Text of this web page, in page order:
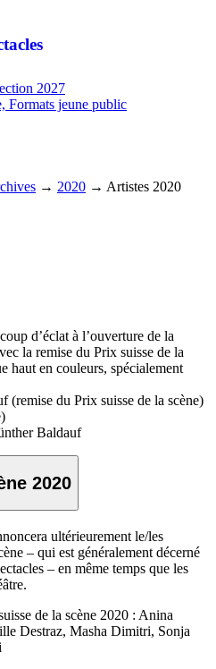
2027
Formats jeune public
→ 2020 → Artistes 2020
d’éclat à l’ouverture de la
la remise du Prix suisse de la
haut en couleurs, spécialement
(remise du Prix suisse de la scène)
Baldauf
2020
ultérieurement le/les
– qui est généralement décerné
– en même temps que les
de la scène 2020 : Anina
Destraz, Masha Dimitri, Sonja